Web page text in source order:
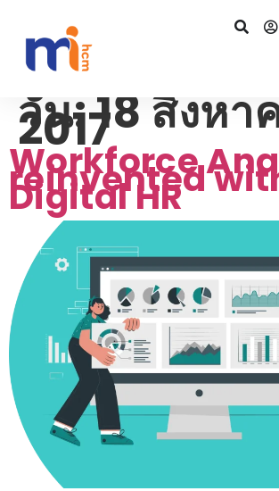
วัน:18 สิงหา
2017
Workforce
reinvented
Digital HR